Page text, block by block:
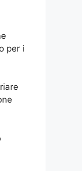
per i